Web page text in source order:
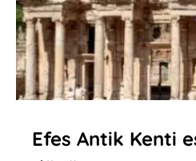
Efes Antik Kenti